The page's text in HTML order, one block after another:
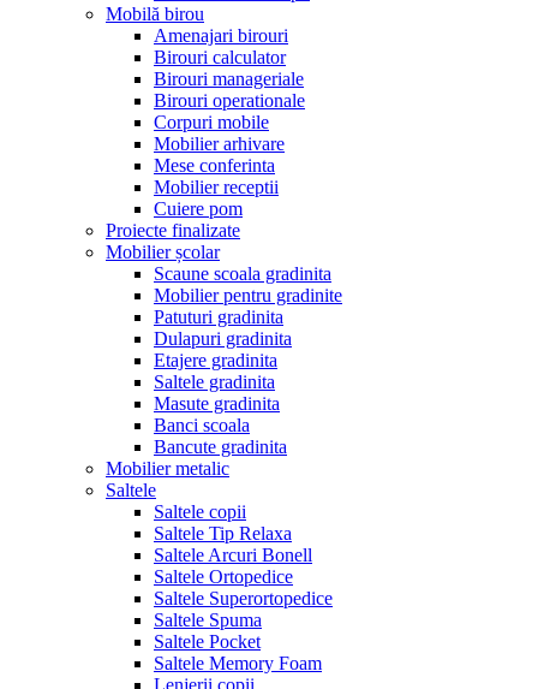
Mobilă birou
Amenajari birouri
Birouri calculator
Birouri manageriale
Birouri operationale
Corpuri mobile
Mobilier arhivare
Mese conferinta
Mobilier receptii
Cuiere pom
Proiecte finalizate
Mobilier școlar
Scaune scoala gradinita
Mobilier pentru gradinite
Patuturi gradinita
Dulapuri gradinita
Etajere gradinita
Saltele gradinita
Masute gradinita
Banci scoala
Bancute gradinita
Mobilier metalic
Saltele
Saltele copii
Saltele Tip Relaxa
Saltele Arcuri Bonell
Saltele Ortopedice
Saltele Superortopedice
Saltele Spuma
Saltele Pocket
Saltele Memory Foam
Lenjerii copii